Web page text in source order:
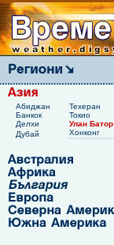
Абиджан
Техеран
Банкок
Токио
Делхи
Улан Батор
Дубай
Хонконг